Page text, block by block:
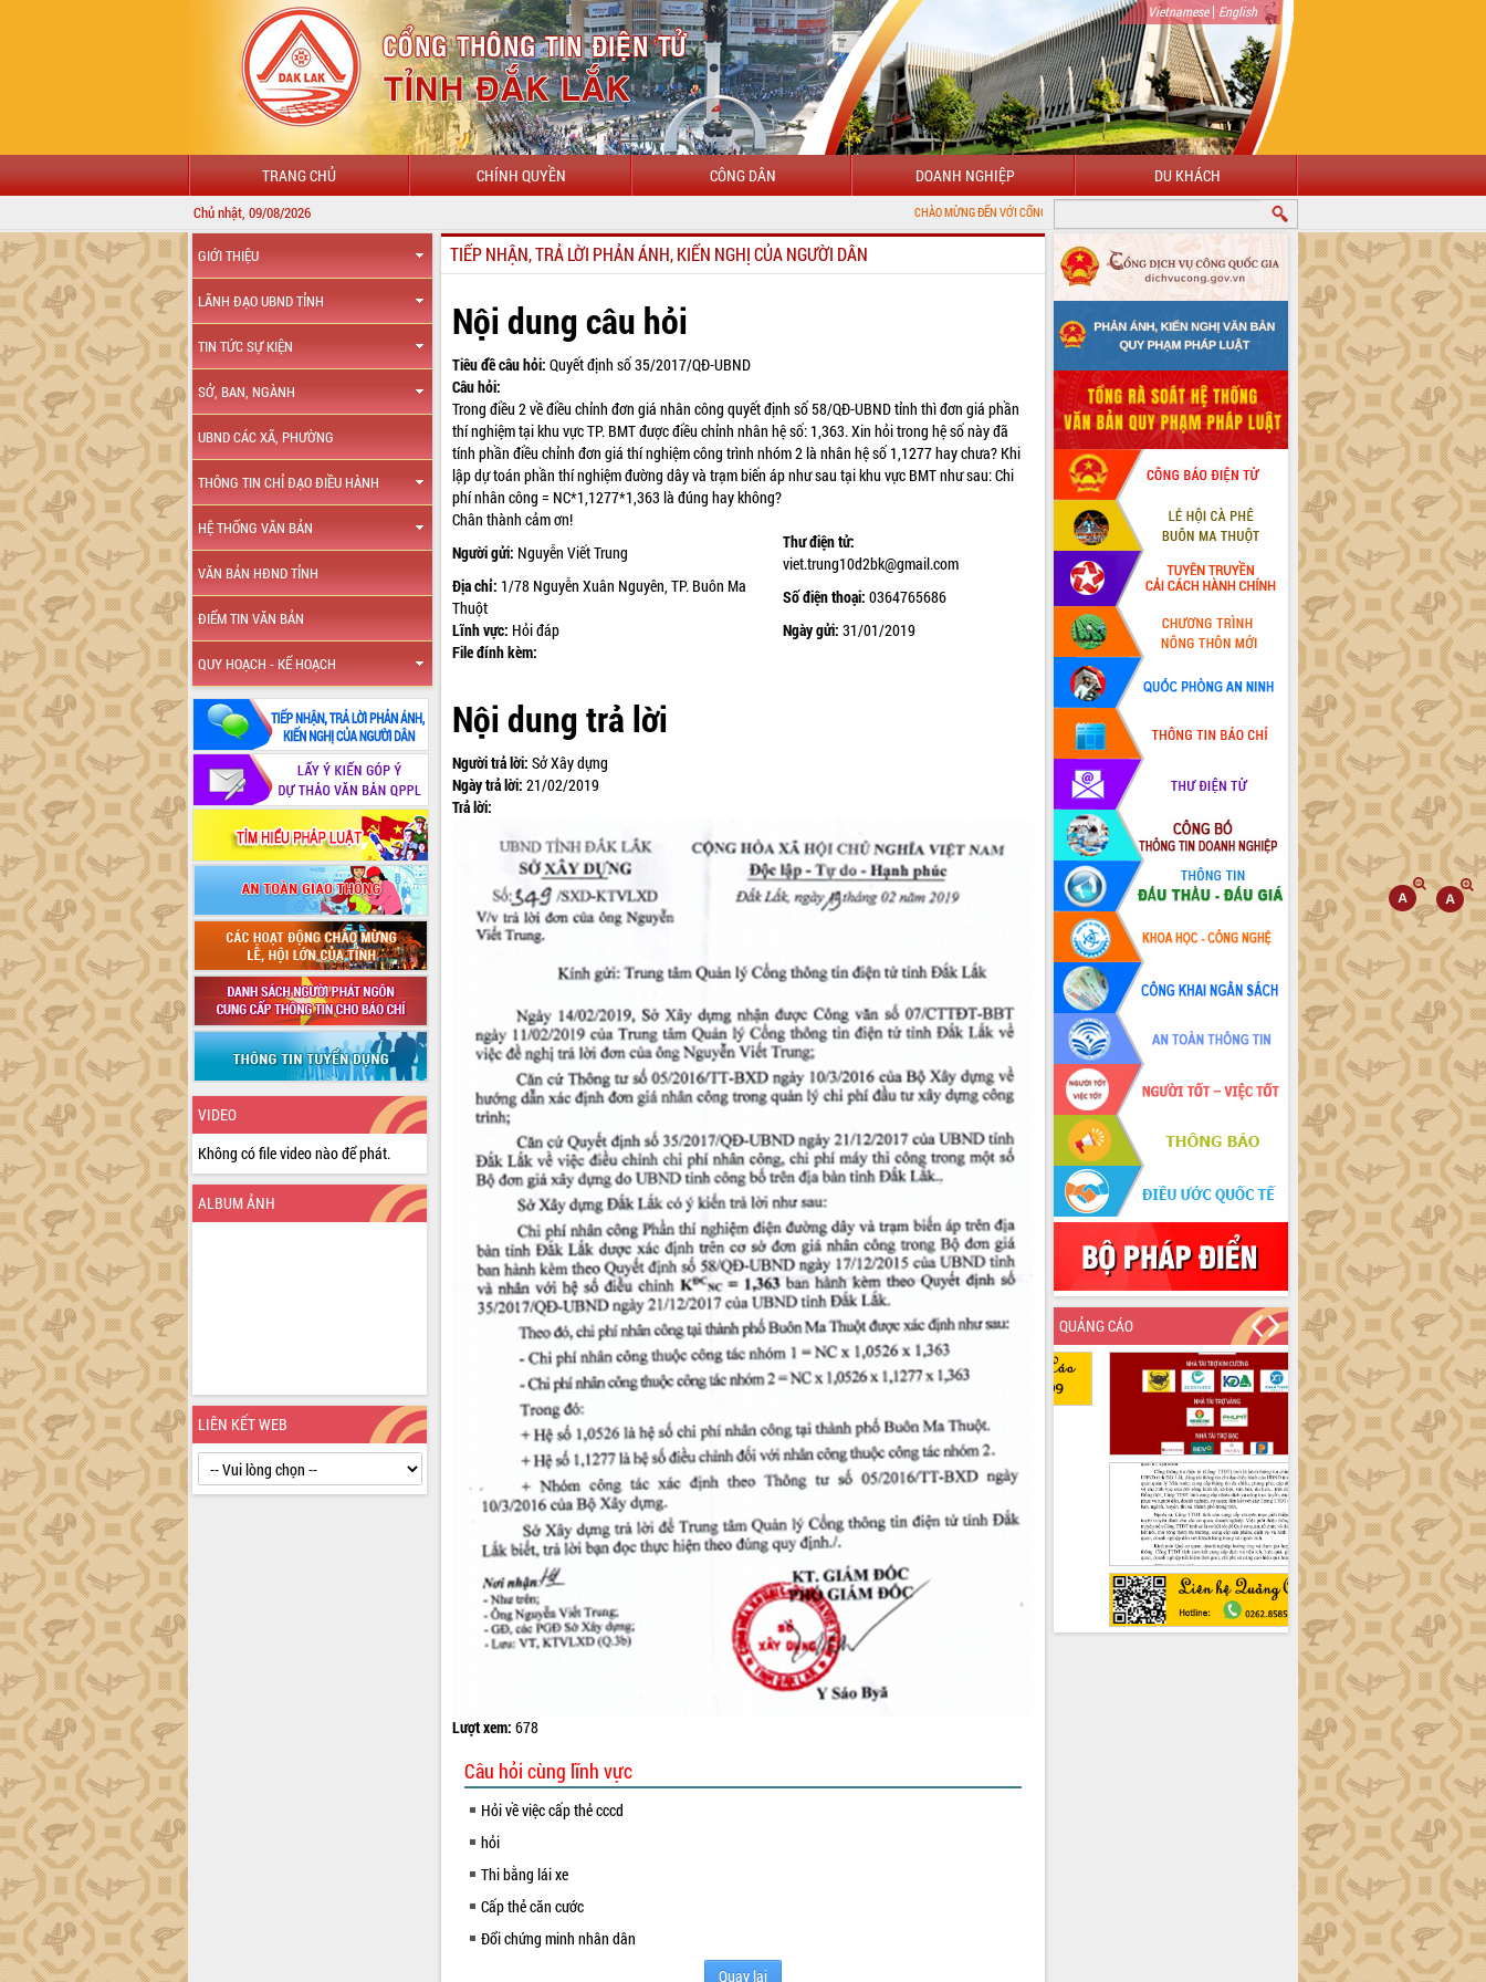
Vietnamese| English
TRANG CHỦ CHÍNH QUYỀN CÔNG DÂN DOANH NGHIỆP DU KHÁCH
Chủ nhật, 09/08/2026 CHÀO MỪNG ĐẾN VỚI CỔNG THÔNG TIN ĐIỆN TỬ TỈNH ĐẮK LẮK
GIỚI THIỆU
LÃNH ĐẠO UBND TỈNH
TIN TỨC SỰ KIỆN
SỞ, BAN, NGÀNH
UBND CÁC XÃ, PHƯỜNG
THÔNG TIN CHỈ ĐẠO ĐIỀU HÀNH
HỆ THỐNG VĂN BẢN
VĂN BẢN HĐND TỈNH
ĐIỂM TIN VĂN BẢN
QUY HOẠCH - KẾ HOẠCH
VIDEO
Không có file video nào để phát.
ALBUM ẢNH
LIÊN KẾT WEB
TIẾP NHẬN, TRẢ LỜI PHẢN ÁNH, KIẾN NGHỊ CỦA NGƯỜI DÂN
Nội dung câu hỏi
Tiêu đề câu hỏi:Quyết định số 35/2017/QĐ-UBND
Câu hỏi:
Trong điều 2 về điều chỉnh đơn giá nhân công quyết định số 58/QĐ-UBND tỉnh thì đơn giá phần
thí nghiệm tại khu vực TP. BMT được điều chỉnh nhân hệ số: 1,363. Xin hỏi trong hệ số này đã
tính phần điều chỉnh đơn giá thí nghiệm công trình nhóm 2 là nhân hệ số 1,1277 hay chưa? Khi
lập dự toán phần thí nghiệm đường dây và trạm biến áp như sau tại khu vực BMT như sau: Chi
phí nhân công = NC*1,1277*1,363 là đúng hay không?
Chân thành cảm ơn!
Người gửi: Nguyễn Viết Trung
Thư điện tử:
viet.trung10d2bk@gmail.com
Địa chỉ: 1/78 Nguyễn Xuân Nguyên, TP. Buôn Ma
Thuột
Số điện thoại:0364765686
Lĩnh vực: Hỏi đáp Ngày gửi:31/01/2019
File đính kèm:
Nội dung trả lời
Người trả lời:Sở Xây dựng
Ngày trả lời:21/02/2019
Trả lời:
Lượt xem:678
Câu hỏi cùng lĩnh vực
Hỏi về việc cấp thẻ cccd
hỏi
Thi bằng lái xe
Cấp thẻ căn cước
Đổi chứng minh nhân dân
Quay lại
QUẢNG CÁO